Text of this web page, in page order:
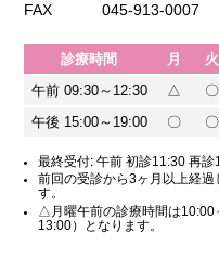
FAX
045-913-0007
診療時間 月 火
午前 09:30～12:30
△ 〇
午後 15:00～19:00
〇 〇
最終受付: 午前 初診11:30 再
前回の受診から3ヶ月以上経
す。
△月曜午前の診療時間は10:00
13:00）となります。